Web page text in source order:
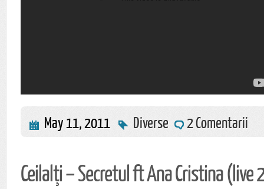
May 11, 2011 Diverse 2 Comentarii
Ceilalţi – Secretul ft Ana Cristina (live